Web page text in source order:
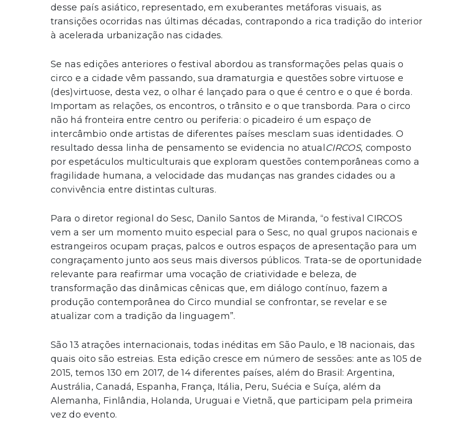
desse país asiático, representado, em exuberantes metáforas visuais, as
transições ocorridas nas últimas décadas, contrapondo a rica tradição do interior
à acelerada urbanização nas cidades.
Se nas edições anteriores o festival abordou as transformações pelas quais o
circo e a cidade vêm passando, sua dramaturgia e questões sobre virtuose e
(des)virtuose, desta vez, o olhar é lançado para o que é centro e o que é borda.
Importam as relações, os encontros, o trânsito e o que transborda. Para o circo
não há fronteira entre centro ou periferia: o picadeiro é um espaço de
intercâmbio onde artistas de diferentes países mesclam suas identidades. O
resultado dessa linha de pensamento se evidencia no atualCIRCOS, composto
por espetáculos multiculturais que exploram questões contemporâneas como a
fragilidade humana, a velocidade das mudanças nas grandes cidades ou a
convivência entre distintas culturas.
Para o diretor regional do Sesc, Danilo Santos de Miranda, “o festival CIRCOS
vem a ser um momento muito especial para o Sesc, no qual grupos nacionais e
estrangeiros ocupam praças, palcos e outros espaços de apresentação para um
congraçamento junto aos seus mais diversos públicos. Trata-se de oportunidade
relevante para reafirmar uma vocação de criatividade e beleza, de
transformação das dinâmicas cênicas que, em diálogo contínuo, fazem a
produção contemporânea do Circo mundial se confrontar, se revelar e se
atualizar com a tradição da linguagem”.
São 13 atrações internacionais, todas inéditas em São Paulo, e 18 nacionais, das
quais oito são estreias. Esta edição cresce em número de sessões: ante as 105 de
2015, temos 130 em 2017, de 14 diferentes países, além do Brasil: Argentina,
Austrália, Canadá, Espanha, França, Itália, Peru, Suécia e Suíça, além da
Alemanha, Finlândia, Holanda, Uruguai e Vietnã, que participam pela primeira
vez do evento.